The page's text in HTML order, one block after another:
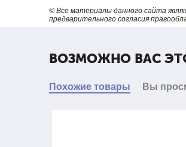
© Все материалы данного сайта
предварительного согласия
ВОЗМОЖНО ВАС
Похожие товары Вы